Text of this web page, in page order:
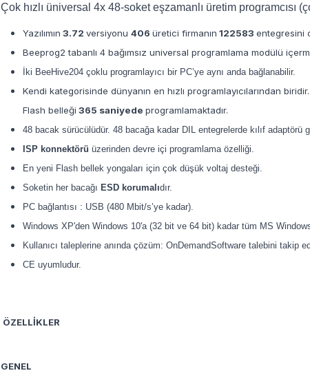
Çok hızlı üniversal 4x 48-soket eşzamanlı üretim programcısı
Yazılımın 3.72 versiyonu 406 üretici firmanın 122583 entegresini
Beeprog2 tabanlı 4 bağımsız universal programlama modülü
İki BeeHive204 çoklu programlayıcı bir PC’ye aynı anda bağlanabilir.
Kendi kategorisinde dünyanın en hızlı programlayıcılarından biridir.
Flash belleği 365 saniyede programlamaktadır.
48 bacak sürücülüdür. 48 bacağa kadar DIL entegrelerde kılıf adaptörü
ISP konnektörü üzerinden devre içi programlama özelliği.
En yeni Flash bellek yongaları için çok düşük voltaj desteği.
Soketin her bacağı ESD korumalıdır.
PC bağlantısı : USB (480 Mbit/s’ye kadar).
Windows XP'den Windows 10'a (32 bit ve 64 bit) kadar tüm MS
Kullanıcı taleplerine anında çözüm: OnDemandSoftware talebini takip
CE uyumludur.
ÖZELLİKLER
GENEL